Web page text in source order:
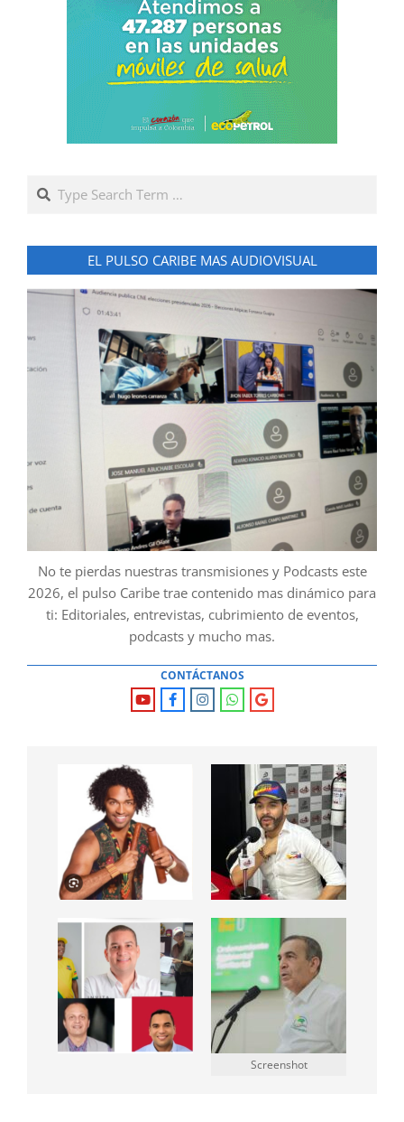
Search
EL PULSO CARIBE MAS AUDIOVISUAL
No te pierdas nuestras transmisiones y Podcasts este
2026, el pulso Caribe trae contenido mas dinámico para
ti: Editoriales, entrevistas, cubrimiento de eventos,
podcasts y mucho mas.
CONTÁCTANOS
Screenshot